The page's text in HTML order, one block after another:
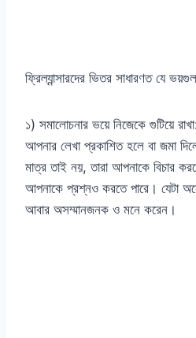
ফ্রিল্যান্সারদের ভিতর সাধারণত যে
১) সমালোচনার ভয়ে নিজেকে গুটিয়ে
আপনার লেখা প্রকাশিত হলে বা জমা
মাত্র তাই নয়, তারা আপনাকে বিচার
আপনাকে প্রশ্নও করতে পারে। যেটা
আবার অসম্মানজনক ও মনে করেন।